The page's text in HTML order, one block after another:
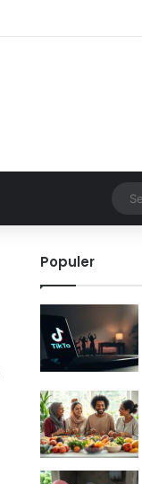
Populer